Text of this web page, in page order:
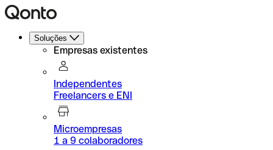
Soluções
Empresas existentes
Independentes
Freelancers e ENI
Microempresas
1 a 9 colaboradores